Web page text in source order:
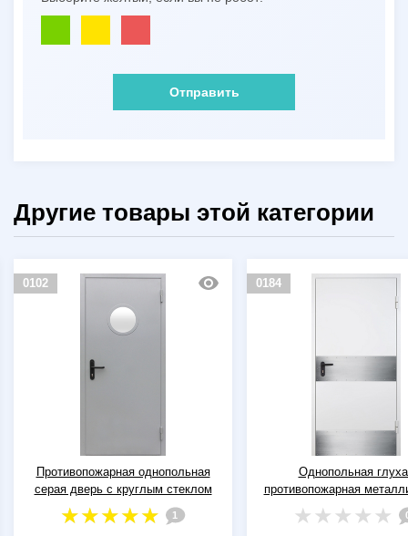
Отправить
Другие товары этой категории
0102
Противопожарная однопольная
серая дверь с круглым стеклом
1
0184
Однопольная
противопожарная
дверь ДПМ-01 EI-60
(белая) с